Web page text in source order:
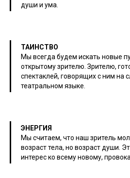
души и ума.
ТАИНСТВО
Мы всегда будем искать новые
открытому зрителю. Зрителю,
спектаклей, говорящих с ним на
театральном языке.
ЭНЕРГИЯ
Мы считаем, что наш зритель
возраст тела, но возраст души.
интерес ко всему новому,